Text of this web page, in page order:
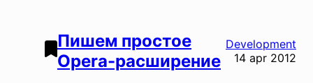
Пишем простое
Opera-расширение
Development
14 apr 2012